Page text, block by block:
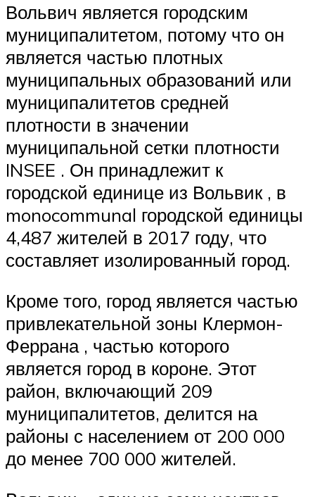
Вольвич является городским
муниципалитетом, потому что он
является частью плотных
муниципальных образований или
муниципалитетов средней
плотности в значении
муниципальной сетки плотности
INSEE . Он принадлежит к
городской единице из Вольвик , в
monocommunal городской единицы
4,487 жителей в 2017 году, что
составляет изолированный город.
Кроме того, город является частью
привлекательной зоны Клермон-
Феррана , частью которого
является город в короне. Этот
район, включающий 209
муниципалитетов, делится на
районы с населением от 200 000
до менее 700 000 жителей.